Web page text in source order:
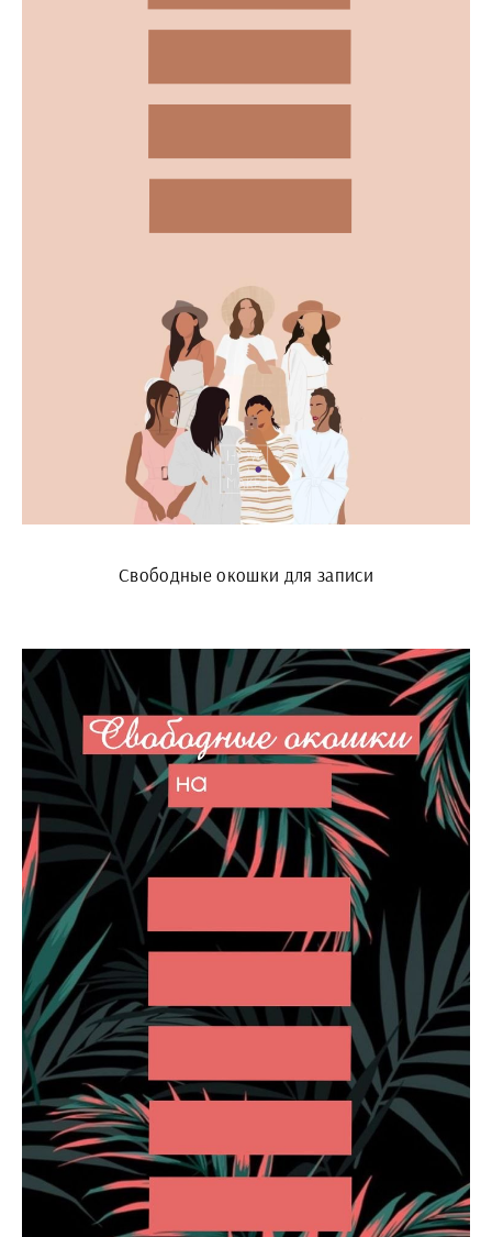
Свободные окошки для записи